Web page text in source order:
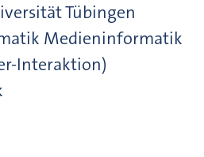
Tübingen
Medieninformatik
Interaktion)